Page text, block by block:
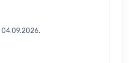
04.09.2026.